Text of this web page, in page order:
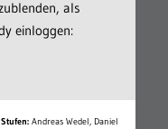
als
einloggen:
Andreas Wedel, Daniel